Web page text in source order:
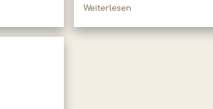
Weiterlesen